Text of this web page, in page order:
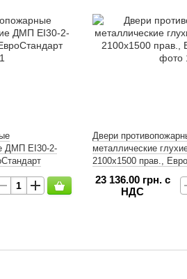
ДМП ЕІ30-2-
Двери
металлические
2100х1500 прав.,
23 136.00 грн. с
НДС